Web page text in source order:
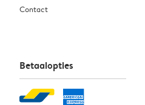
Contact
Betaalopties